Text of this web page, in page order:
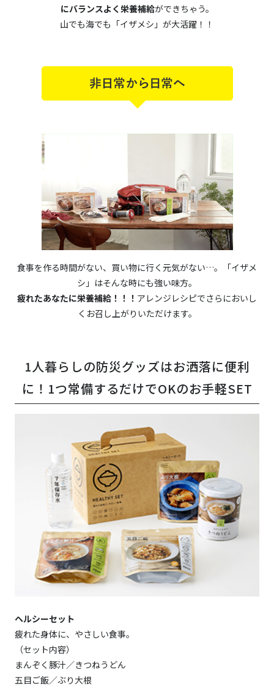
にバランスよく栄養補給ができちゃう。
山でも海でも「イザメシ」が大活躍！！
食事を作る時間がない、買い物に行く元気がない…。「イザメ
シ」はそんな時にも強い味方。
疲れたあなたに栄養補給！！！ アレンジレシピでさらにおいし
くお召し上がりいただけます。
1人暮らしの防災グッズはお洒落に便利
に！1つ常備するだけでOKのお手軽SET
ヘルシーセット
疲れた身体に、やさしい食事。
（セット内容）
まんぞく豚汁／きつねうどん
五目ご飯／ぶり大根